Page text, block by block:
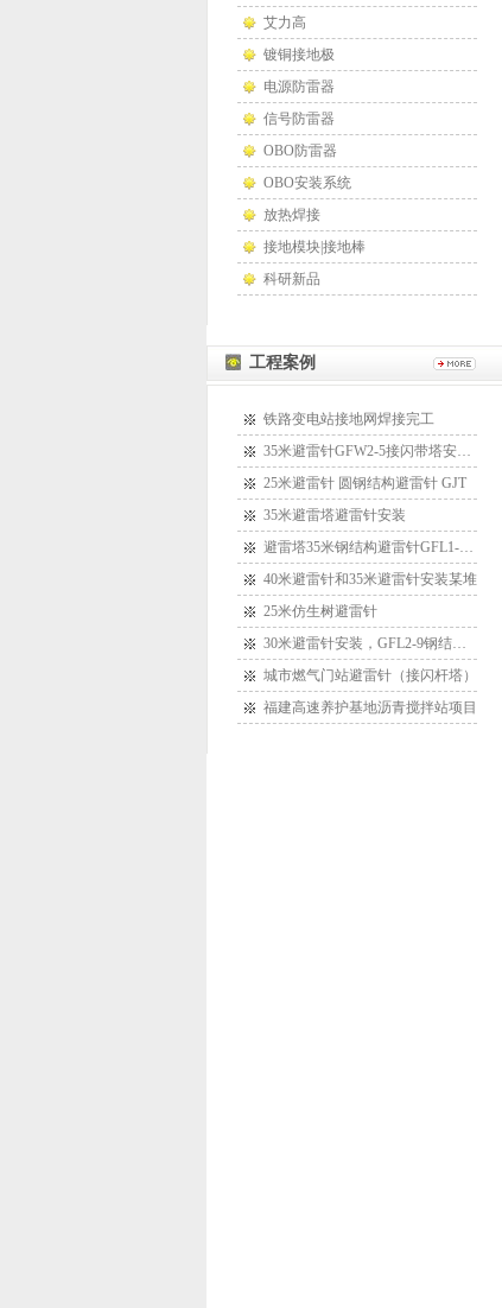
艾力高
镀铜接地极
电源防雷器
信号防雷器
OBO防雷器
OBO安装系统
放热焊接
接地模块|接地棒
科研新品
工程案例
铁路变电站接地网焊接完工
35米避雷针GFW2-5接闪带塔安装某
25米避雷针 圆钢结构避雷针 GJT
35米避雷塔避雷针安装
避雷塔35米钢结构避雷针GFL1-15安
40米避雷针和35米避雷针安装某堆
25米仿生树避雷针
30米避雷针安装，GFL2-9钢结构接
城市燃气门站避雷针（接闪杆塔）
福建高速养护基地沥青搅拌站项目